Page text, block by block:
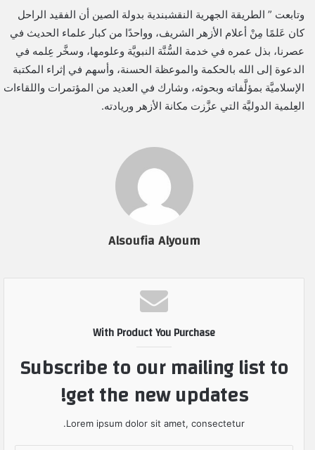
وتابعت ” الطريقة الجهرية النقشبندية بدولة الصين أن الفقيد الراحل
كان عَلمًا مِنْ أعلام الأزهر الشريف، وواحدًا من كبار علماء الحديث في
عصرنا، بذل عمره في خدمة السُّنَّة النبويَّة وعلومها، وسخَّر عِلمه في
الدعوة إلى الله بالحكمة والموعظة الحسنة، وأسهم في إثراء المكتبة
الإسلاميَّة بمؤلَّفاته وبحوثه، وشارك في العديد من المؤتمرات واللقاءات
العِلمية الدوليَّة التي عزَّزت مكانة الأزهر وريادته.
Alsoufia Alyoum
With Product You Purchase
Subscribe to our mailing list to
get the new updates!
Lorem ipsum dolor sit amet, consectetur.